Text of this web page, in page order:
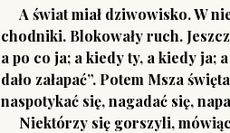
A świat miał dziwowisko. W
chodniki. Blokowały ruch.
a po co ja; a kiedy ty, a kiedy ja;
dało załapać”. Potem Msza
naspotykać się, nagadać się,
Niektórzy się gorszyli,